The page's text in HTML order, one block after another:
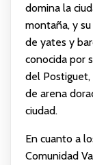
domina la
montaña, y
de yates y
conocida por
del
de arena
ciudad.
En cuanto a
Comunidad